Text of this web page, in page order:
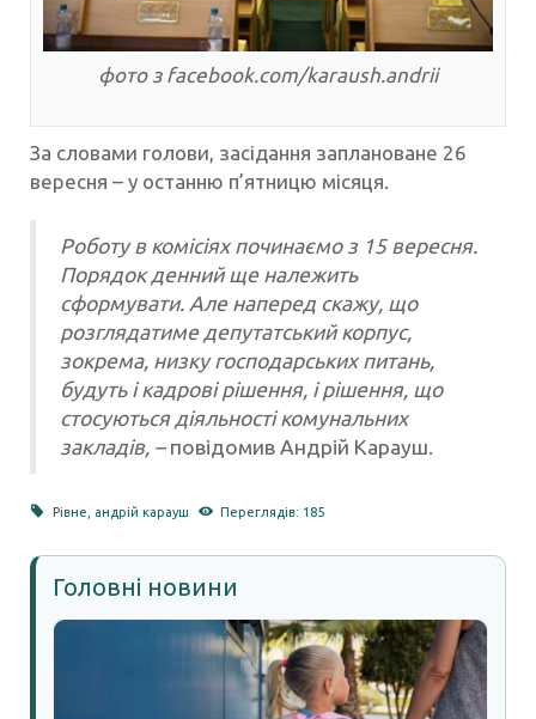
фото з facebook.com/karaush.andrii
За словами голови, засідання заплановане 26
вересня – у останню п’ятницю місяця.
Роботу в комісіях починаємо з 15 вересня.
Порядок денний ще належить
сформувати. Але наперед скажу, що
розглядатиме депутатський корпус,
зокрема, низку господарських питань,
будуть і кадрові рішення, і рішення, що
стосуються діяльності комунальних
закладів, – повідомив Андрій Карауш.
Рівне андрій карауш Переглядів: 185
Головні новини